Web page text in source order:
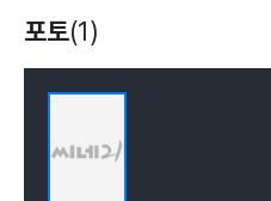
있다
포토(1)